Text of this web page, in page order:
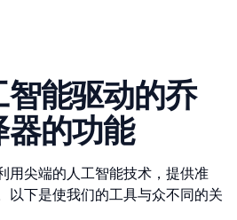
能驱动的乔
器的功能
用尖端的人工智能技术，提供准
以下是使我们的工具与众不同的关